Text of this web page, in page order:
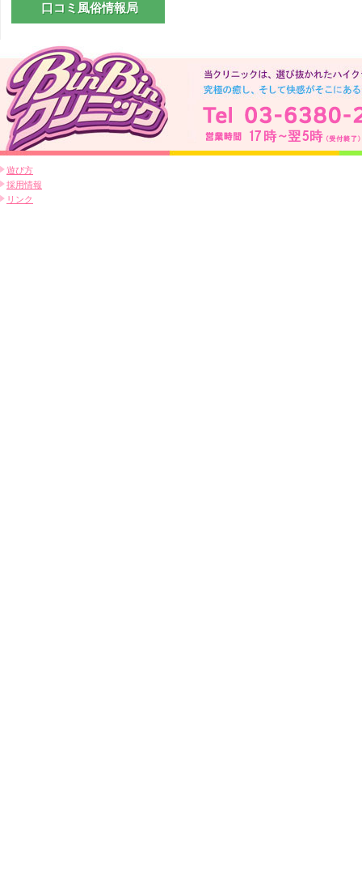
口コミ風俗情報局
遊び方
採用情報
リンク